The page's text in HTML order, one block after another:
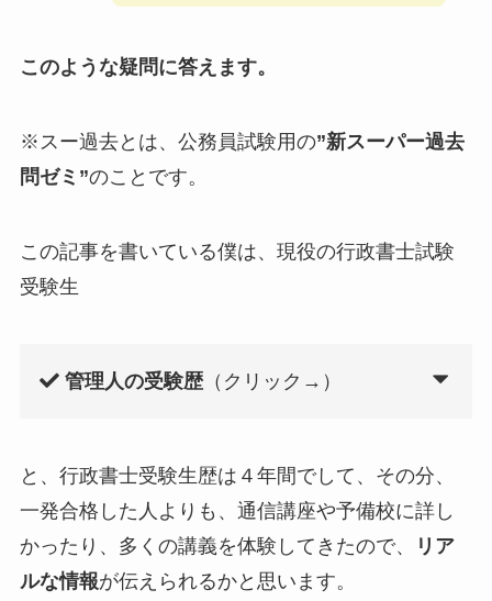
このような疑問に答えます。
※スー過去とは、公務員試験用の”新スーパー過去
問ゼミ”のことです。
この記事を書いている僕は、現役の行政書士試験
受験生
管理人の受験歴（クリック→）
と、行政書士受験生歴は４年間でして、その分、
一発合格した人よりも、通信講座や予備校に詳し
かったり、多くの講義を体験してきたので、
リア
ルな情報が伝えられるかと思います。